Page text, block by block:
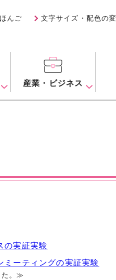
んご 文字サイズ・配色の
産業・ビジネス
の実証実験
ミーティングの実証実験
た。≫